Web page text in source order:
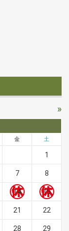
»
金 土
1
7 8
14 15
21 22
28 29